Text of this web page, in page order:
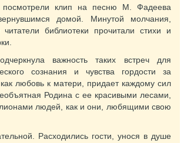
посмотрели клип на песню М. Фадеева
домой. Минутой молчания,
библиотеки прочитали стихи и
важность таких встреч для
сознания и чувства гордости за
любовь к матери, придает каждому сил
Родина с ее красивыми лесами,
людей, как и они, любящими свою
Расходились гости, унося в душе